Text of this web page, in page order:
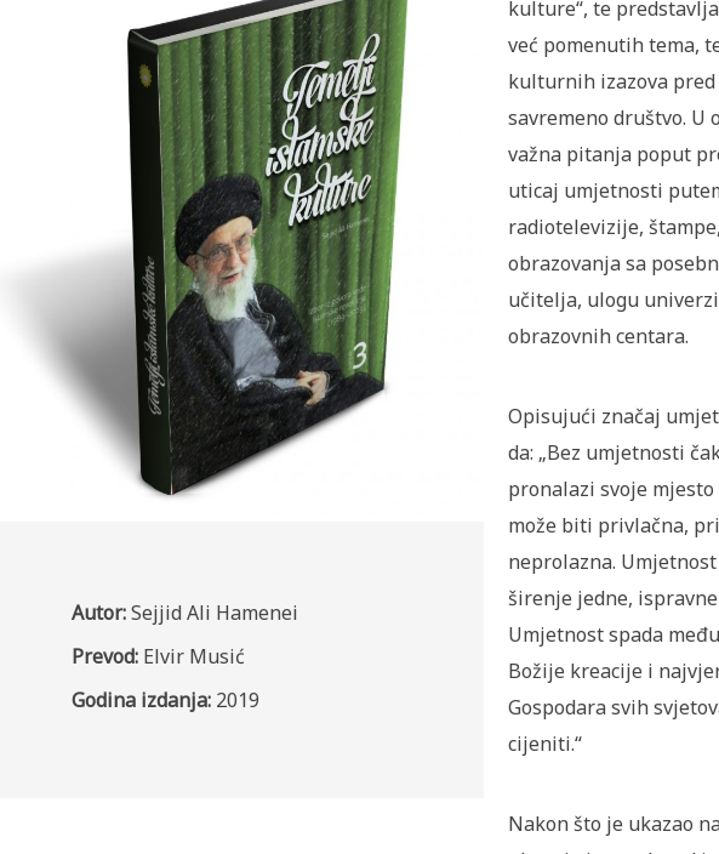
Autor:Sejjid Ali Hamenei
Prevod: Elvir Musić
Godina izdanja: 2019
kulture“, te
već pomenutih tema,
kulturnih izazova
savremeno društvo. U
važna pitanja poput
uticaj umjetnosti
radiotelevizije,
obrazovanja sa
učitelja, ulogu
obrazovnih centara.
Opisujući značaj
da: „Bez umjetnosti
pronalazi svoje
može biti privlačna,
neprolazna.
širenje jedne,
Umjetnost spada
Božije kreacije i
Gospodara svih
cijeniti.“
Nakon što je ukazao